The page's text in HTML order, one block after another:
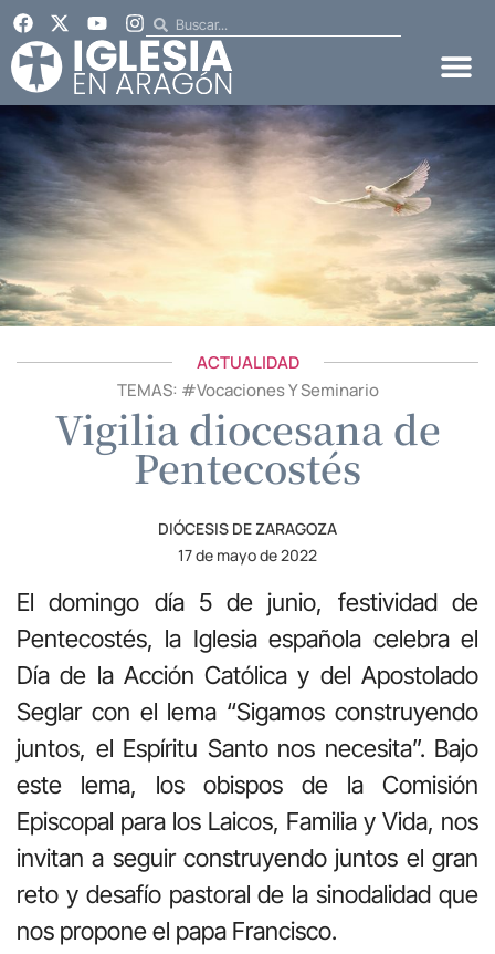
ACTUALIDAD
TEMAS: #Vocaciones Y Seminario
Vigilia diocesana de
Pentecostés
DIÓCESIS DE ZARAGOZA
17 de mayo de 2022
El domingo día 5 de junio, festividad de
Pentecostés, la Iglesia española celebra el
Día de la Acción Católica y del Apostolado
Seglar con el lema “Sigamos construyendo
juntos, el Espíritu Santo nos necesita”. Bajo
este lema, los obispos de la Comisión
Episcopal para los Laicos, Familia y Vida, nos
invitan a seguir construyendo juntos el gran
reto y desafío pastoral de la sinodalidad que
nos propone el papa Francisco.